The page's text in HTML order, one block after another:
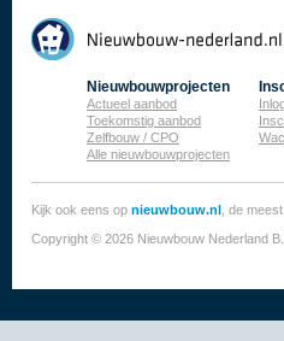
Nieuwbouwprojecten
Actueel aanbod
Toekomstig aanbod
Zelfbouw / CPO
Alle nieuwbouwprojecten
Kijk ook eens op nieuwbouw.nl , de
Copyright © 2026 Nieuwbouw Nederland